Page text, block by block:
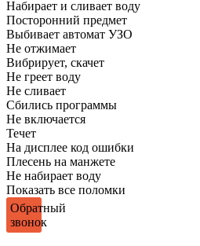
Набирает и сливает воду
Посторонний предмет
Выбивает автомат УЗО
Не отжимает
Вибрирует, скачет
Не греет воду
Не сливает
Сбились программы
Не включается
Течет
На дисплее код ошибки
Плесень на манжете
Не набирает воду
Показать все поломки
Обратный
звонок